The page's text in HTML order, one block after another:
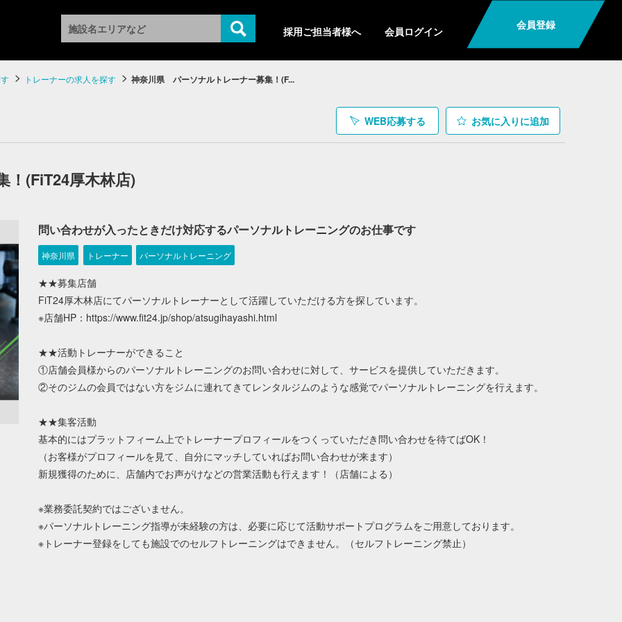
採用ご担当者様へ 会員ログイン 会員登録
トレーナーの求人を探す 神奈川県 パーソナルトレーナー募集！(F...
WEB応募する お気に入り に追加
(FiT24厚木林店)
問い合わせが入ったときだけ対応するパーソナルトレーニングのお仕事です
神奈川県 トレーナー パーソナルトレーニング
★★募集店舗
FiT24厚木林店にてパーソナルトレーナーとして活躍していただける方を探しています。
※店舗HP：https://www.fit24.jp/shop/atsugihayashi.html
★★活動トレーナーができること
①店舗会員様からのパーソナルトレーニングのお問い合わせに対して、サービスを提供していただきます。
②そのジムの会員ではない方をジムに連れてきてレンタルジムのような感覚でパーソナルトレーニングを行えます。
★★集客活動
基本的にはプラットフィーム上でトレーナープロフィールをつくっていただき問い合わせを待てばOK！
（お客様がプロフィールを見て、自分にマッチしていればお問い合わせが来ます）
新規獲得のために、店舗内でお声がけなどの営業活動も行えます！（店舗による）
※業務委託契約ではございません。
※パーソナルトレーニング指導が未経験の方は、必要に応じて活動サポートプログラムをご用意しております。
※トレーナー登録をしても施設でのセルフトレーニングはできません。（セルフトレーニング禁止）